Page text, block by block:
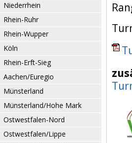
Niederrhein
Rhein-Ruhr
Rhein-Wupper
Köln
Rhein-Erft-Sieg
Aachen/Euregio
Münsterland
Münsterland/Hohe Mark
Ostwestfalen-Nord
Ostwestfalen/Lippe